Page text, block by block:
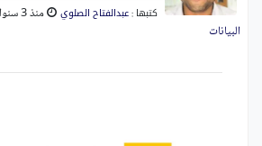
كتبها :عبدالفتاح الصلوي منذ 3 سنوات
البيانات